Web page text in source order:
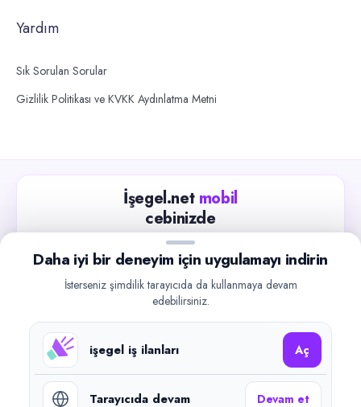
Yardım
Sık Sorulan Sorular
Gizlilik Politikası ve KVKK Aydınlatma Metni
İşegel.net mobil
cebinizde
Güncel iş ilanlarını takip edin, işverenlerle hızlıca
iletişime geçin.
Google Play
©2026işegel.net. Tüm hakları saklıdır.
Daha iyi bir deneyim için uygulamayı indirin
İsterseniz şimdilik tarayıcıda da kullanmaya devam
edebilirsiniz.
işegel iş ilanları Aç
Tarayıcıda devam Devam et